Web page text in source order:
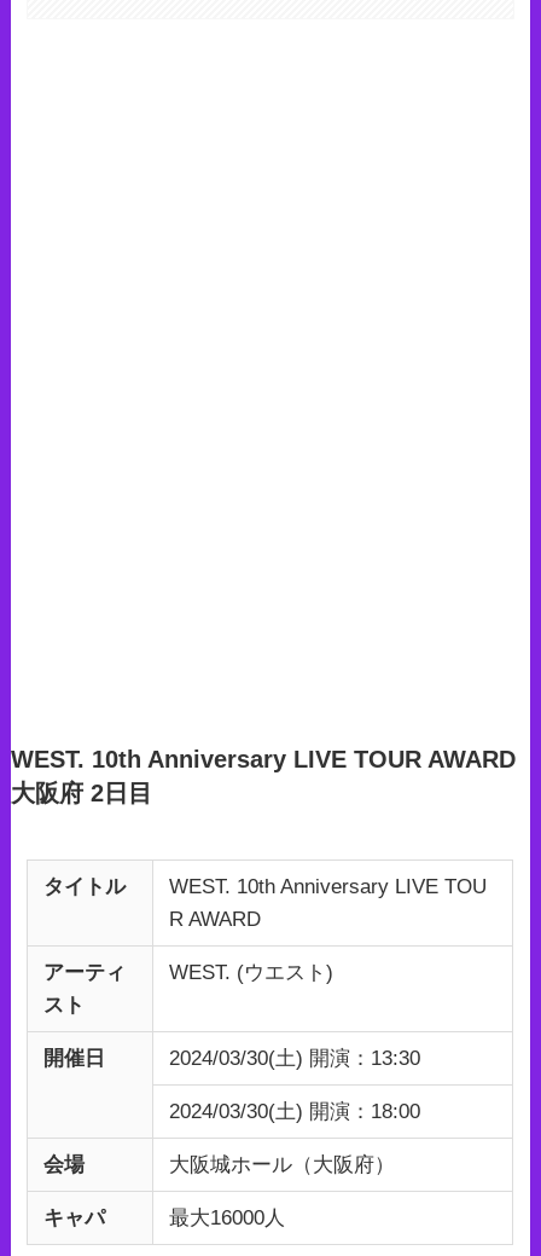
WEST. 10th Anniversary LIVE TOUR AWARD
大阪府 2日目
タイトル
WEST. 10th Anniversary LIVE TOU
R AWARD
アーティ
スト
WEST. (ウエスト)
開催日 2024/03/30(土) 開演：13:30
2024/03/30(土) 開演：18:00
会場 大阪城ホール（大阪府）
キャパ 最大16000人